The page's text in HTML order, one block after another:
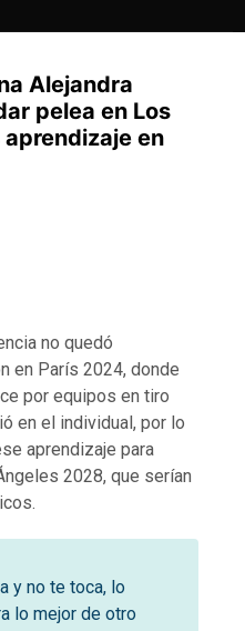
Alejandra
pelea en Los
en
no quedó
en París 2024, donde
por equipos en tiro
en el individual, por lo
aprendizaje para
2028, que serían
y no te toca, lo
lo mejor de otro